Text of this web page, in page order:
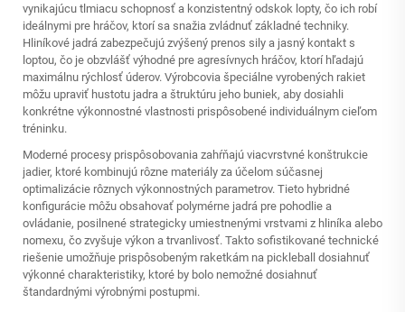
vynikajúcu tlmiacu schopnosť a konzistentný odskok lopty, čo ich robí
ideálnymi pre hráčov, ktorí sa snažia zvládnuť základné techniky.
Hliníkové jadrá zabezpečujú zvýšený prenos sily a jasný kontakt s
loptou, čo je obzvlášť výhodné pre agresívnych hráčov, ktorí hľadajú
maximálnu rýchlosť úderov. Výrobcovia špeciálne vyrobených rakiet
môžu upraviť hustotu jadra a štruktúru jeho buniek, aby dosiahli
konkrétne výkonnostné vlastnosti prispôsobené individuálnym cieľom
tréninku.
Moderné procesy prispôsobovania zahŕňajú viacvrstvné konštrukcie
jadier, ktoré kombinujú rôzne materiály za účelom súčasnej
optimalizácie rôznych výkonnostných parametrov. Tieto hybridné
konfigurácie môžu obsahovať polymérne jadrá pre pohodlie a
ovládanie, posilnené strategicky umiestnenými vrstvami z hliníka alebo
nomexu, čo zvyšuje výkon a trvanlivosť. Takto sofistikované technické
riešenie umožňuje prispôsobeným raketkám na pickleball dosiahnuť
výkonné charakteristiky, ktoré by bolo nemožné dosiahnuť
štandardnými výrobnými postupmi.